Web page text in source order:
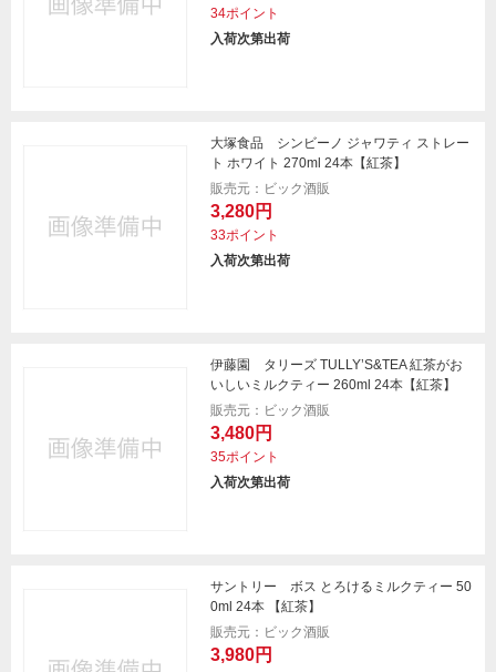
34ポイント
入荷次第出荷
大塚食品 シンビーノ ジャワティ ストレー
ト ホワイト 270ml 24本【紅茶】
販売元：ビック酒販
3,280円
33ポイント
入荷次第出荷
伊藤園 タリーズ TULLY’S&TEA 紅茶がお
いしいミルクティー 260ml 24本【紅茶】
販売元：ビック酒販
3,480円
35ポイント
入荷次第出荷
サントリー ボス とろけるミルクティー 50
0ml 24本 【紅茶】
販売元：ビック酒販
3,980円